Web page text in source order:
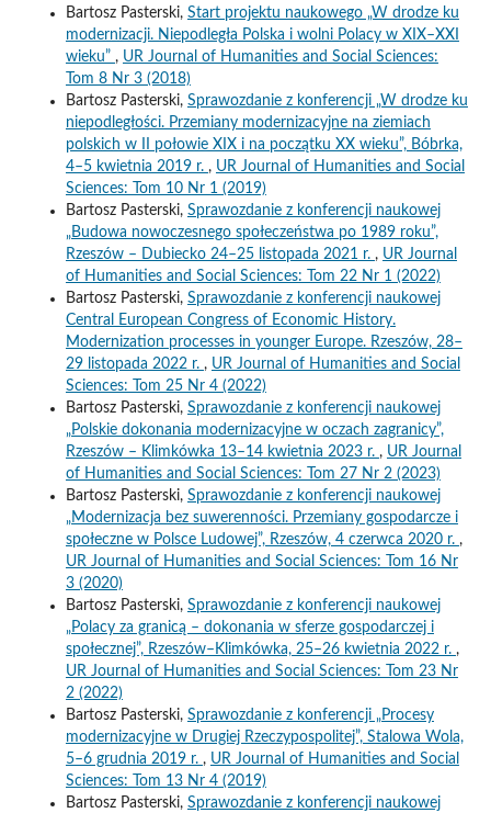
Bartosz Pasterski, Start projektu naukowego „W drodze ku
modernizacji. Niepodległa Polska i wolni Polacy w XIX–XXI
wieku” , UR Journal of Humanities and Social Sciences:
Tom 8 Nr 3 (2018)
Bartosz Pasterski, Sprawozdanie z konferencji „W drodze ku
niepodległości. Przemiany modernizacyjne na ziemiach
polskich w II połowie XIX i na początku XX wieku”, Bóbrka,
4–5 kwietnia 2019 r. , UR Journal of Humanities and Social
Sciences: Tom 10 Nr 1 (2019)
Bartosz Pasterski, Sprawozdanie z konferencji naukowej
„Budowa nowoczesnego społeczeństwa po 1989 roku”,
Rzeszów – Dubiecko 24–25 listopada 2021 r. , UR Journal
of Humanities and Social Sciences: Tom 22 Nr 1 (2022)
Bartosz Pasterski, Sprawozdanie z konferencji naukowej
Central European Congress of Economic History.
Modernization processes in younger Europe. Rzeszów, 28–
29 listopada 2022 r. , UR Journal of Humanities and Social
Sciences: Tom 25 Nr 4 (2022)
Bartosz Pasterski, Sprawozdanie z konferencji naukowej
„Polskie dokonania modernizacyjne w oczach zagranicy”,
Rzeszów – Klimkówka 13–14 kwietnia 2023 r. , UR Journal
of Humanities and Social Sciences: Tom 27 Nr 2 (2023)
Bartosz Pasterski, Sprawozdanie z konferencji naukowej
„Modernizacja bez suwerenności. Przemiany gospodarcze i
społeczne w Polsce Ludowej”, Rzeszów, 4 czerwca 2020 r. ,
UR Journal of Humanities and Social Sciences: Tom 16 Nr
3 (2020)
Bartosz Pasterski, Sprawozdanie z konferencji naukowej
„Polacy za granicą – dokonania w sferze gospodarczej i
społecznej”, Rzeszów–Klimkówka, 25–26 kwietnia 2022 r. ,
UR Journal of Humanities and Social Sciences: Tom 23 Nr
2 (2022)
Bartosz Pasterski, Sprawozdanie z konferencji „Procesy
modernizacyjne w Drugiej Rzeczypospolitej”, Stalowa Wola,
5–6 grudnia 2019 r. , UR Journal of Humanities and Social
Sciences: Tom 13 Nr 4 (2019)
Bartosz Pasterski, Sprawozdanie z konferencji naukowej